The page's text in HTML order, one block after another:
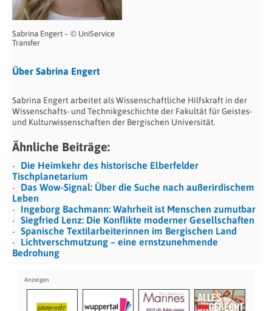
Sabrina Engert – © UniService
Transfer
Über Sabrina Engert
Sabrina Engert arbeitet als Wissenschaftliche Hilfskraft in der
Wissenschafts- und Technikgeschichte der Fakultät für Geistes-
und Kulturwissenschaften der Bergischen Universität.
Ähnliche Beiträge:
Die Heimkehr des historische Elberfelder
Tischplanetarium
Das Wow-Signal: Über die Suche nach außerirdischem
Leben
Ingeborg Bachmann: Wahrheit ist Menschen zumutbar
Siegfried Lenz: Die Konflikte moderner Gesellschaften
Spanische Textilarbeiterinnen im Bergischen Land
Lichtverschmutzung – eine ernstzunehmende
Bedrohung